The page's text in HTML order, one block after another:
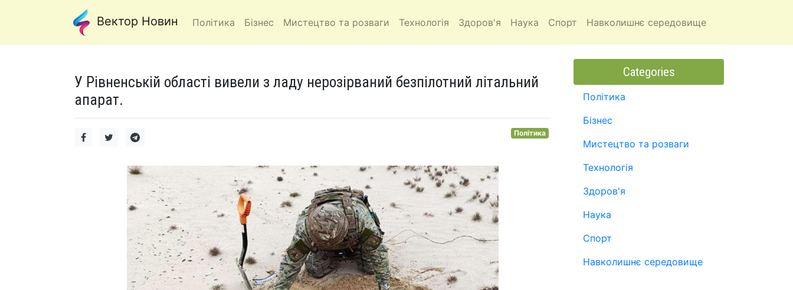
Вектор Новин Політика Бізнес Мистецтво та розваги Технологія Здоров'я Наука Спорт Навколишнє середовище
У Рівненській області вивели з ладу нерозірваний безпілотний літальний
апарат.
Політика
Categories
Політика
Бізнес
Мистецтво та розваги
Технологія
Здоров'я
Наука
Спорт
Навколишнє середовище